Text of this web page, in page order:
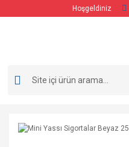
Hoşgeldiniz